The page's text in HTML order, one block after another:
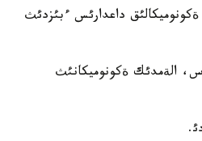
داعدارئس ءبئزدئث
الةمدئك ةكونوميكانئث